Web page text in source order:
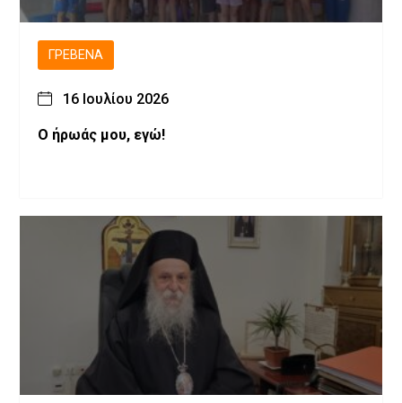
ΓΡΕΒΕΝΆ
16 Ιουλίου 2026
Ο ήρωάς μου, εγώ!